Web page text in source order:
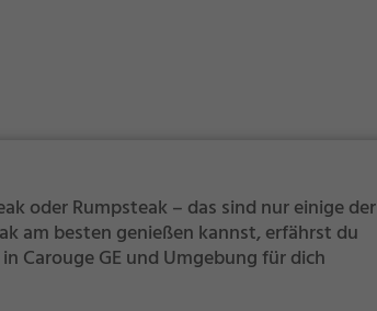
oder Rumpsteak – das sind nur einige der
am besten genießen kannst, erfährst du
Carouge GE und Umgebung für dich